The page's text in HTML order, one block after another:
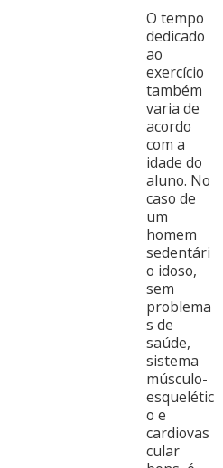
O tempo
dedicado
ao
exercício
também
varia de
acordo
com a
idade do
aluno. No
caso de
um
homem
sedentári
o idoso,
sem
problema
s de
saúde,
sistema
músculo-
esquelétic
o e
cardiovas
cular